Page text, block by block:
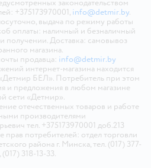
законодательством
+375173970001, info@detmir.by.
выдача по режиму работы
оплаты: наличный и безналичный
получении. Доставка: самовывоз
магазина.
продавца: info@detmir.by
интернет-магазина находится
БЕЛ». Потребитель при этом
и предложения в любом магазине
сети «Детмир».
отечественных товаров и работе
производителями
тел. +375173970001 доб.213
потребителей: отдел торговли
района г. Минска, тел. (017) 377-
(017) 318-13-33.